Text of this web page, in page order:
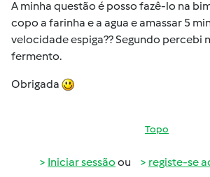
A minha questão é posso fazê-lo na
copo a farinha e a agua e amassar 5
velocidade espiga?? Segundo percebi
fermento.
Obrigada
Topo
Iniciar sessão ou registe-se